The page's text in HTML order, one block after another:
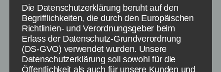
Steinobst gehört und daher keine Kerne haben.
Trotzdem haben viele Personen auf die Frage
Früchte mit Kernen diese genannt und
entsprechend ist die 94 Prozent Lösung zu
Früchte mit Kernen folgende:
Die Datenschutzerklärung beruht auf den
Begrifflichkeiten, die durch den Europäischen
Richtlinien- und Verordnungsgeber beim
Erlass der Datenschutz-Grundverordnung
(DS-GVO) verwendet wurden. Unsere
Datenschutzerklärung soll sowohl für die
Öffentlichkeit als auch für unsere Kunden und